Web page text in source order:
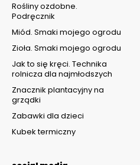
Rośliny ozdobne.
Podręcznik
Miód. Smaki mojego ogrodu
Zioła. Smaki mojego ogrodu
Jak to się kręci. Technika
rolnicza dla najmłodszych
Znacznik plantacyjny na
grządki
Zabawki dla dzieci
Kubek termiczny